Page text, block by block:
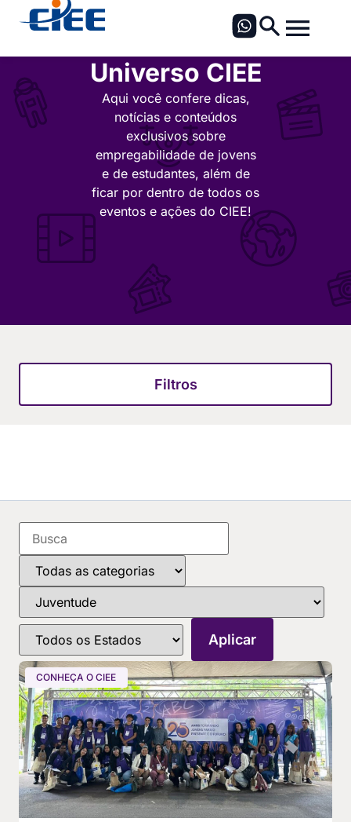
Universo CIEE
Aqui você confere dicas,
notícias e conteúdos
exclusivos sobre
empregabilidade de jovens
e de estudantes, além de
ficar por dentro de todos os
eventos e ações do CIEE!
Filtros
CONHEÇA O CIEE